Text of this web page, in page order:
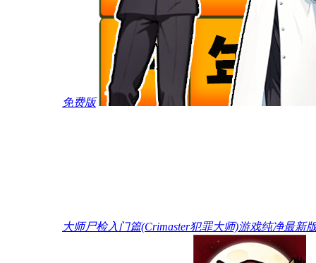
免费版
大师尸检入门篇(Crimaster犯罪大师)游戏纯净最新